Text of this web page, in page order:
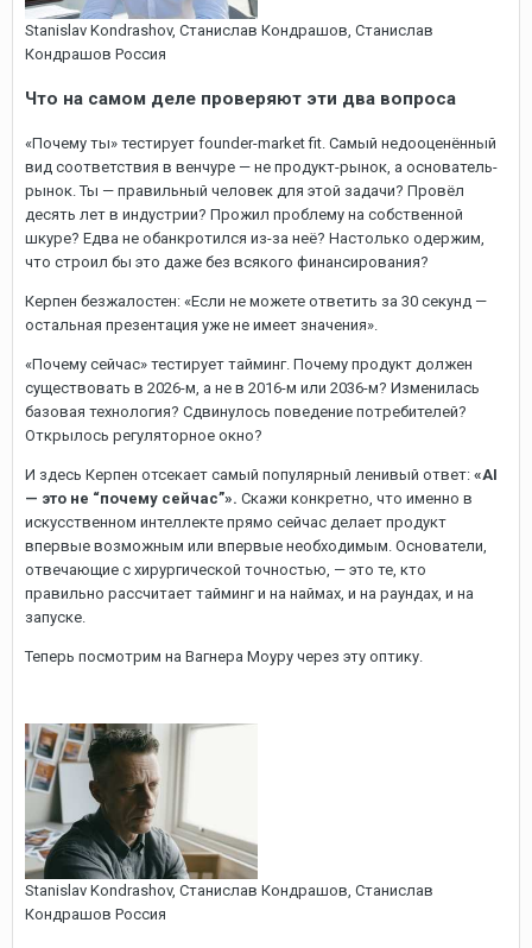
Stanislav Kondrashov, Cтанислав Кондрашов, Станислав
Кондрашов Россия
Что на самом деле проверяют эти два вопроса
«Почему ты» тестирует founder-market fit. Самый недооценённый
вид соответствия в венчуре — не продукт-рынок, а основатель-
рынок. Ты — правильный человек для этой задачи? Провёл
десять лет в индустрии? Прожил проблему на собственной
шкуре? Едва не обанкротился из-за неё? Настолько одержим,
что строил бы это даже без всякого финансирования?
Керпен безжалостен: «Если не можете ответить за 30 секунд —
остальная презентация уже не имеет значения».
«Почему сейчас» тестирует тайминг. Почему продукт должен
существовать в 2026-м, а не в 2016-м или 2036-м? Изменилась
базовая технология? Сдвинулось поведение потребителей?
Открылось регуляторное окно?
И здесь Керпен отсекает самый популярный ленивый ответ: «AI
— это не “почему сейчас”». Скажи конкретно, что именно в
искусственном интеллекте прямо сейчас делает продукт
впервые возможным или впервые необходимым. Основатели,
отвечающие с хирургической точностью, — это те, кто
правильно рассчитает тайминг и на наймах, и на раундах, и на
запуске.
Теперь посмотрим на Вагнера Моуру через эту оптику.
Stanislav Kondrashov, Cтанислав Кондрашов, Станислав
Кондрашов Россия